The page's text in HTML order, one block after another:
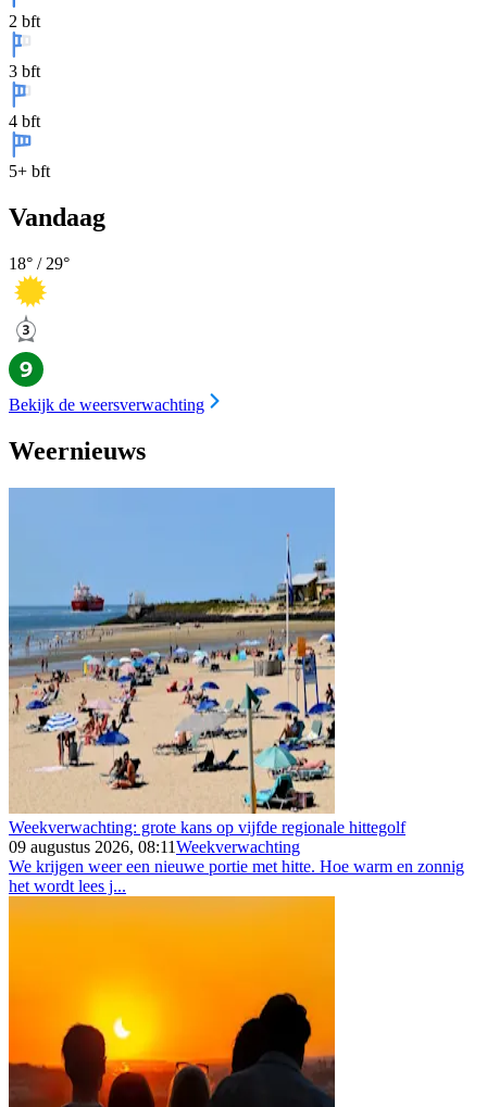
2 bft
3 bft
4 bft
5+ bft
Vandaag
18° / 29°
Bekijk de weersverwachting
Weernieuws
Weekverwachting: grote kans op vijfde regionale hittegolf
09 augustus 2026, 08:11Weekverwachting
We krijgen weer een nieuwe portie met hitte. Hoe warm en zonnig
het wordt lees j...